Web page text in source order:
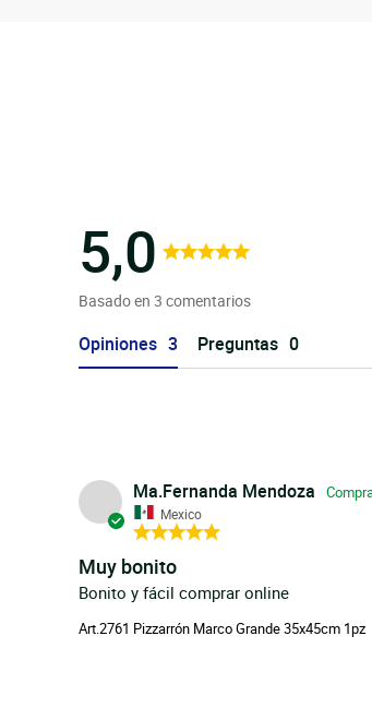
5,0
Basado en 3 comentarios
Opiniones Preguntas
Ma.Fernanda Mendoza
Mexico
Muy bonito
Bonito y fácil comprar online
Art.2761 Pizzarrón Marco Grande 35x45cm 1pz